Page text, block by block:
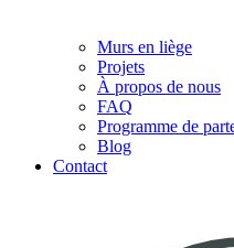
Murs en liège
Projets
À propos de nous
FAQ
Programme de
Blog
Contact